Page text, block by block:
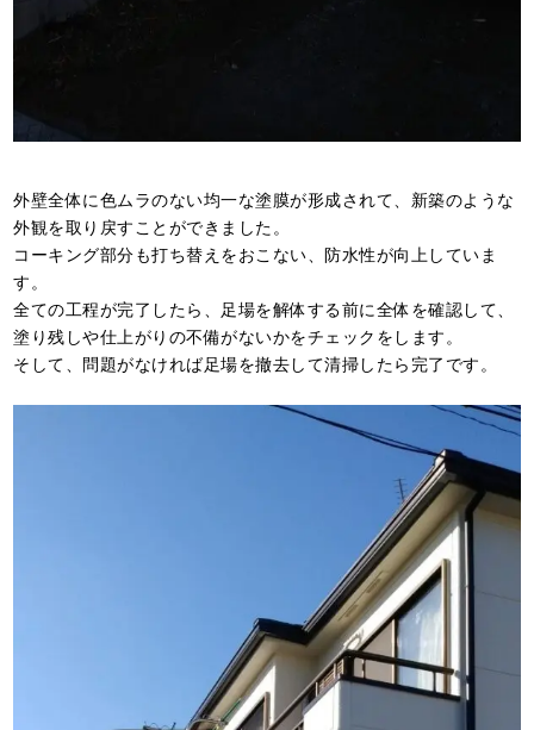
外壁全体に色ムラのない均一な塗膜が形成されて、新築のような
外観を取り戻すことができました。
コーキング部分も打ち替えをおこない、防水性が向上していま
す。
全ての工程が完了したら、足場を解体する前に全体を確認して、
塗り残しや仕上がりの不備がないかをチェックをします。
そして、問題がなければ足場を撤去して清掃したら完了です。